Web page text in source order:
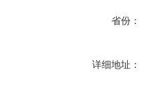
省份：
详细地址：